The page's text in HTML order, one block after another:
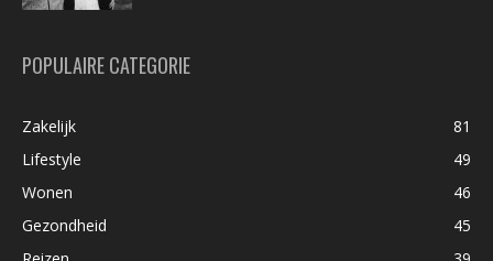
POPULAIRE CATEGORIE
Zakelijk
81
Lifestyle
49
Wonen
46
Gezondheid
45